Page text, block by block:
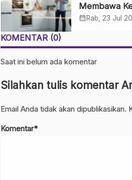
Membawa
dan Efisiensi
calendar_month Rab, 23 Jul
KOMENTAR (0)
Saat ini belum ada komentar
Silahkan tulis komentar
Email Anda tidak akan
Komentar*